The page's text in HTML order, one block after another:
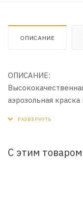
ОПИСАНИЕ
ОПИСАНИЕ:
аэрозольная
труднодоступные
С этим